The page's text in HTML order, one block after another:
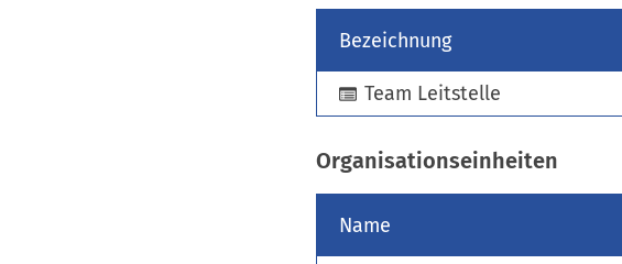
Bezeichnung
Team Leitstelle
Organisationseinheiten
Name